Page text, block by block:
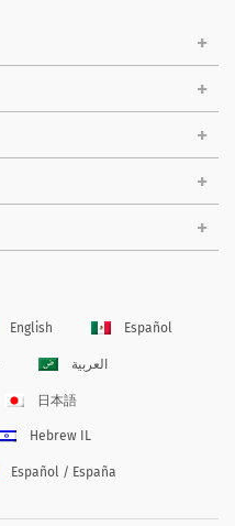
English Español
العربية
日本語
Hebrew IL
Español / España